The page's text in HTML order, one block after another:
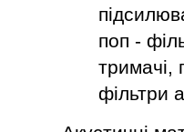
поп -
тримачі,
фільтри